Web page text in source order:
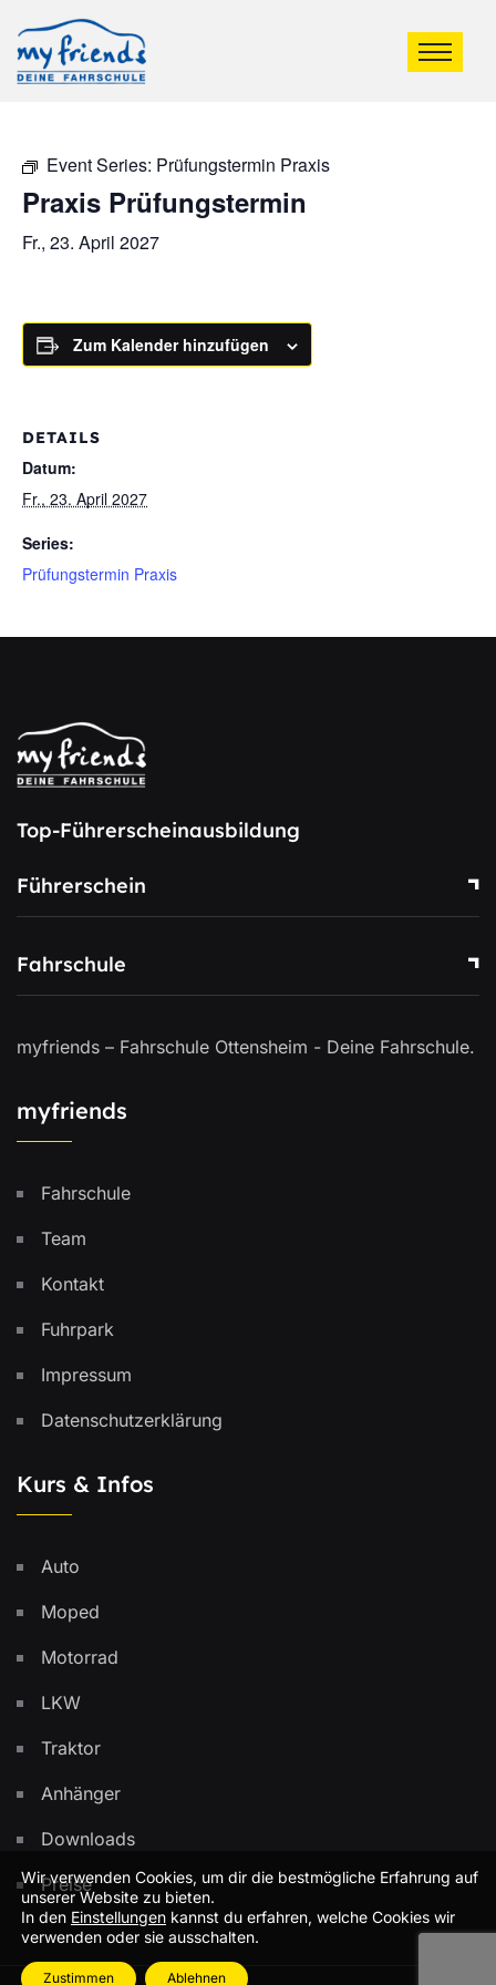
Event Series: Prüfungstermin Praxis
Praxis Prüfungstermin
Fr., 23. April 2027
Zum Kalender hinzufügen
DETAILS
Datum:
Fr., 23. April 2027
Series:
Prüfungstermin Praxis
Top-Führerscheinausbildung
Führerschein
Fahrschule
myfriends – Fahrschule Ottensheim - Deine Fahrschule.
myfriends
Fahrschule
Team
Kontakt
Fuhrpark
Impressum
Datenschutzerklärung
Kurs & Infos
Auto
Moped
Motorrad
LKW
Traktor
Anhänger
Downloads
Preise
Wir verwenden Cookies, um dir die bestmögliche Erfahrung auf
unserer Website zu bieten.
In den Einstellungen kannst du erfahren, welche Cookies wir
verwenden oder sie ausschalten.
Zustimmen Ablehnen